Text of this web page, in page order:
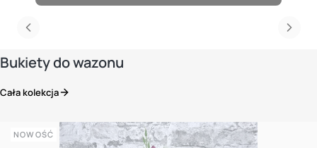
Bukiety do wazonu
Cała kolekcja
NOWOŚĆ